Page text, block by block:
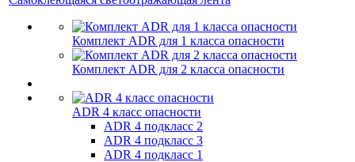
Комплект ADR для 1 класса опасности
Комплект ADR для 2 класса опасности
ADR 4 класс опасности
ADR 4 подкласс 2
ADR 4 подкласс 3
ADR 4 подкласс 1